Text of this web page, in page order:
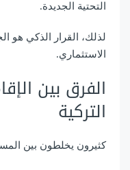
التحتية الجديدة.
لذلك، القرار الذكي هو
الاستثماري.
الفرق بين
التركية
كثيرون يخلطون بين